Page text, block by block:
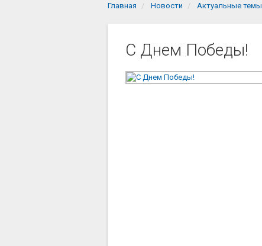
Главная Новости Актуальные темы
C Днем Победы!